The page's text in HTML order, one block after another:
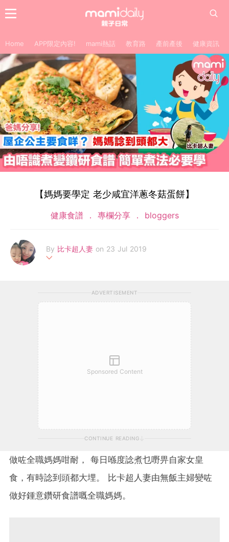
Home APP限定內容! mami熱話 教育路 產前產後 健康資訊
【媽媽要學定 老少咸宜洋蔥冬菇蛋餅】
健康食譜 專欄分享 bloggers
By 比卡超人妻 on 23 Jul 2019
己呢兩年嘅育兒心得同趣事。ADVERTISEMENT
Sponsored Content
CONTINUE READING
做咗全職媽媽咁耐， 每日喺度諗煮乜嘢畀自家女皇
食，有時諗到頭都大埋。 比卡超人妻由無飯主婦變咗
做好鍾意鑽研食譜嘅全職媽媽。